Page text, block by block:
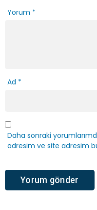
Yorum *
Ad *
Daha sonraki
adresim ve site adresim